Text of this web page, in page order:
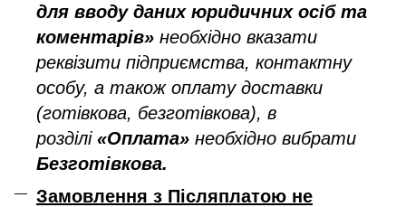
для вводу даних юридичних осіб та
коментарів» необхідно вказати
реквізити підприємства, контактну
особу, а також оплату доставки
(готівкова, безготівкова), в
розділі «Оплата» необхідно вибрати
Безготівкова.
Замовлення з Післяплатою не